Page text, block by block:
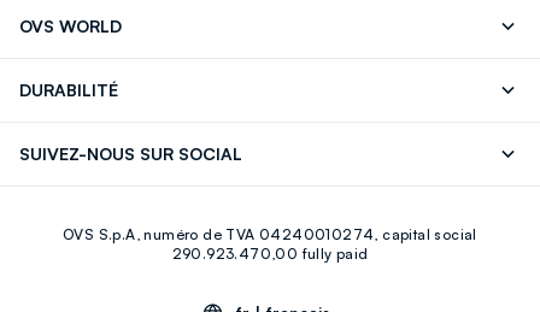
OVS WORLD
DURABILITÉ
SUIVEZ-NOUS SUR SOCIAL
Youtube Linkedin
OVS S.p.A, numéro de TVA 04240010274, capital social
290.923.470,00 fully paid